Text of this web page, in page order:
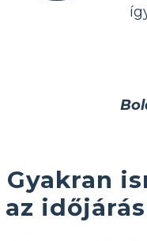
Gyakran
az